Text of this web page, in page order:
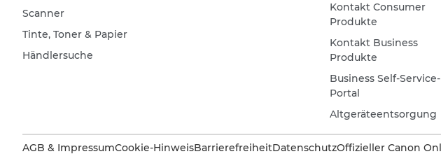
Scanner
Tinte, Toner & Papier
Händlersuche
Kontakt Consumer
Produkte
Kontakt Business
Produkte
Business Self-Service-
Portal
Altgeräteentsorgung
AGB & ImpressumCookie-HinweisBarrierefreiheitDatenschutzOffizieller Canon